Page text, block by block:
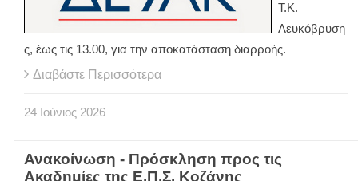
Τ.Κ.
Λευκόβρυση
ς, έως τις 13.00, για την αποκατάσταση διαρροής.
Διαβάστε Περισσότερα
24 Ιούνιος 2026
Ανακοίνωση - Πρόσκληση προς τις
Ακαδημίες της Ε.Π.Σ. Κοζάνης